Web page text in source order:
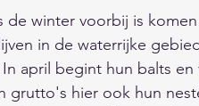
Media Actualiteiten/
winter voorbij is
in de waterrijke
april begint hun balts en
grutto's hier ook hun